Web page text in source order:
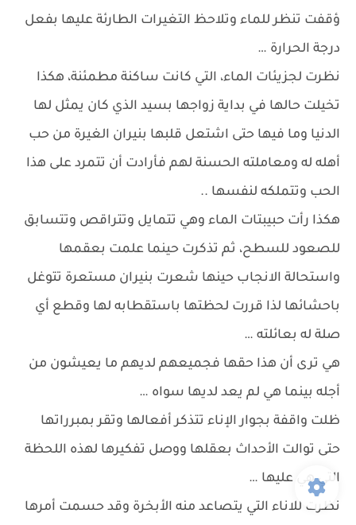
ؤقفت تنظر للماء وتلاحظ التغيرات الطارئة عليها بفعل
درجة الحرارة …
نظرت لجزيئات الماء، التي كانت ساكنة مطمئنة، هكذا
تخيلت حالها في بداية زواجها بسيد الذي كان يمثل لها
الدنيا وما فيها حتى اشتعل قلبها بنيران الغيرة من حب
أهله له ومعاملته الحسنة لهم فأرادت أن تتمرد على هذا
الحب وتتملكه لنفسها ..
هكذا رأت حبيبتات الماء وهي تتمايل وتتراقص وتتسابق
للصعود للسطح، ثم تذكرت حينما علمت بعقمها
واستحالة الانجاب حينها شعرت بنيران مستعرة تتوغل
باحشائها لذا قررت لحظتها باستقطابه لها وقطع أي
صلة له بعائلته …
هي ترى أن هذا حقها فجميعهم لديهم ما يعيشون من
أجله بينما هي لم يعد لديها سواه …
ظلت واقفة بجوار الإناء تتذكر أفعالها وتقر بمبرراتها
حتى توالت الأحداث بعقلها ووصل تفكيرها لهذه اللحظة
التي هي عليها …
نظرت للاناء التي يتصاعد منه الأبخرة وقد حسمت أمرها